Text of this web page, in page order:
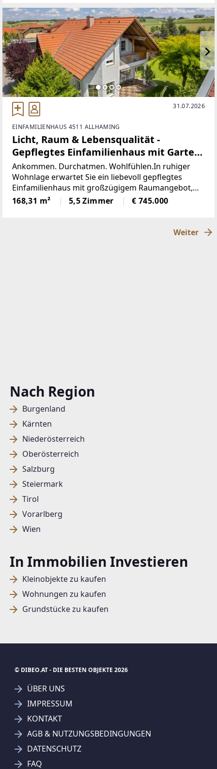
Nach Region
Burgenland
Kärnten
Niederösterreich
Oberösterreich
Salzburg
Steiermark
Tirol
Vorarlberg
Wien
In Immobilien Investieren
Kleinobjekte zu kaufen
Wohnungen zu kaufen
Grundstücke zu kaufen
SUCHAGENT ANLEGEN FÜR DIE
AKTUELLEN SUCHKRITERIEN
31.07.2026
EINFAMILIENHAUS 4511 ALLHAMING
Licht, Raum & Lebensqualität -
Gepflegtes Einfamilienhaus mit Garten
& Sauna
Ankommen. Durchatmen. Wohlfühlen.In ruhiger
Wohnlage erwartet Sie ein liebevoll gepflegtes
Einfamilienhaus mit großzügigem Raumangebot,
hochwertiger Ausstattung und einer angenehm
wohnlichen Atmosphäre. Das ebene, weitläufige
168,31 m² 5,5 Zimmer € 745.000
Weiter
© DIBEO.AT - DIE BESTEN OBJEKTE 2026
ÜBER UNS
IMPRESSUM
KONTAKT
AGB & NUTZUNGSBEDINGUNGEN
DATENSCHUTZ
FAQ